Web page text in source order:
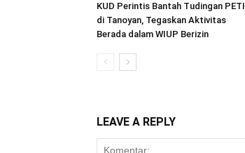
KUD Perintis Bantah Tudingan PETI
di Tanoyan, Tegaskan Aktivitas
Berada dalam WIUP Berizin
LEAVE A REPLY